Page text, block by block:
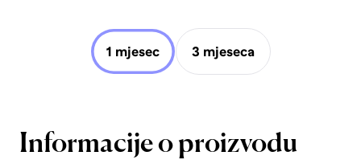
1 mjesec 3 mjeseca
Informacije o proizvodu